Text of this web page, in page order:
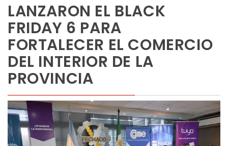
LANZARON EL BLACK
FRIDAY 6 PARA
FORTALECER EL COMERCIO
DEL INTERIOR DE LA
PROVINCIA